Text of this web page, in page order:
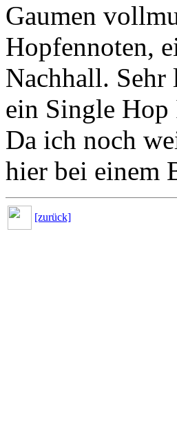
Gaumen
Hopfennoten,
Nachhall. Sehr
ein Single Hop
Da ich noch
hier bei einem
[zurück]